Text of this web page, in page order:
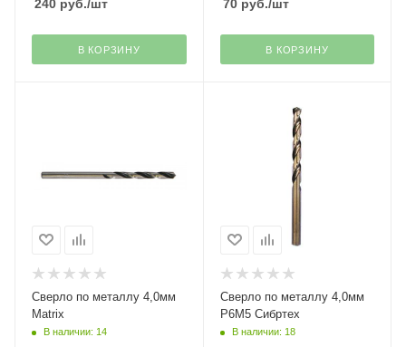
240 руб./шт
В КОРЗИНУ
70руб./шт
В КОРЗИНУ
Сверло по металлу 4,0мм
Matrix
В наличии: 14
Сверло по металлу 4,0мм
Р6М5 Сибртех
В наличии: 18